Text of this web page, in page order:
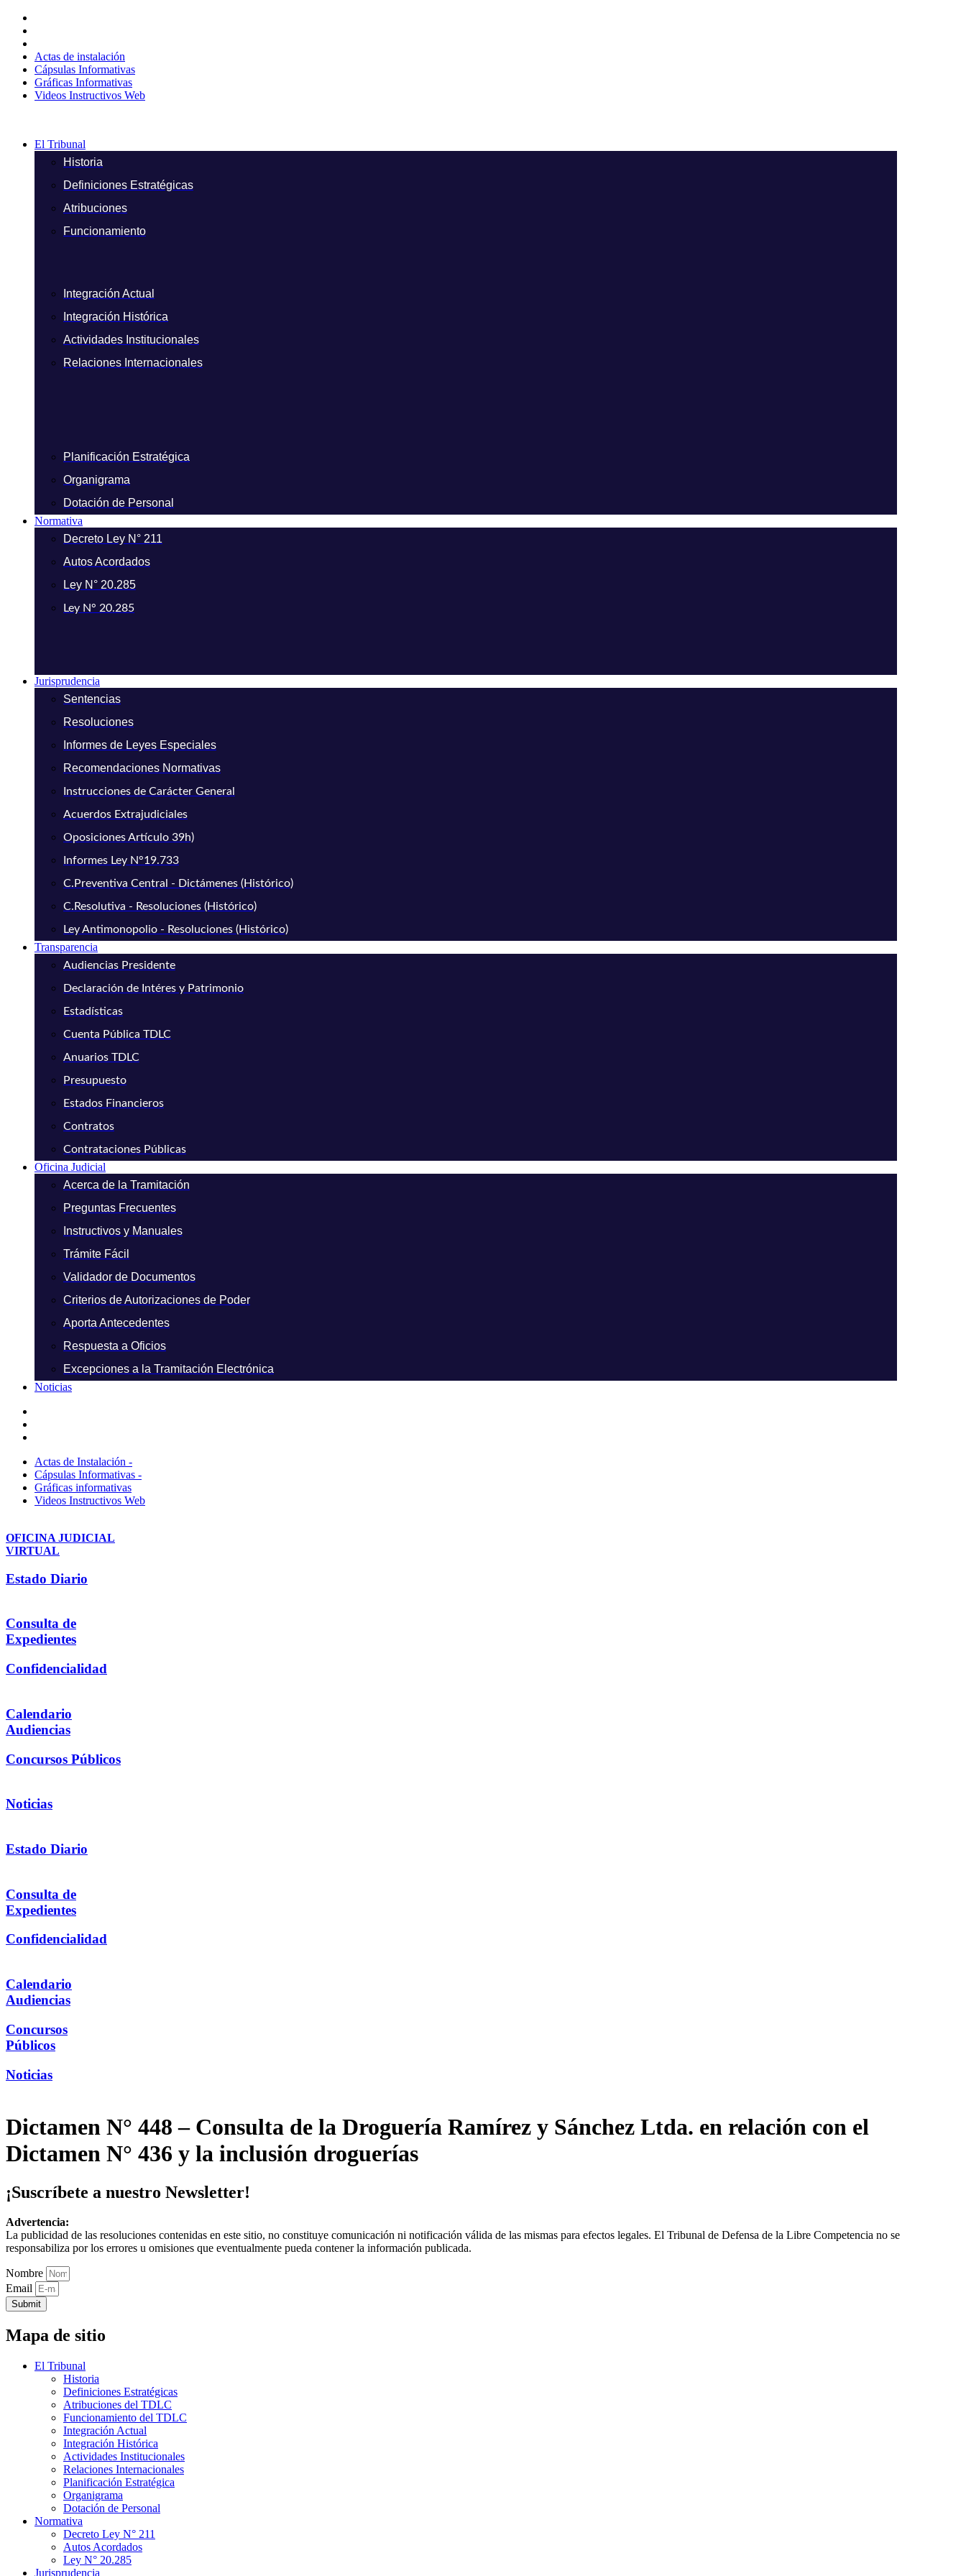
contenido
Actas de instalación
Cápsulas Informativas
Gráficas Informativas
Videos Instructivos Web
El Tribunal
Historia
Definiciones Estratégicas
Atribuciones
Funcionamiento
Integración Actual
Integración Histórica
Actividades Institucionales
Relaciones Internacionales
Planificación Estratégica
Organigrama
Dotación de Personal
Normativa
Decreto Ley N° 211
Autos Acordados
Ley N° 20.285
Ley N° 20.285
Jurisprudencia
Sentencias
Resoluciones
Informes de Leyes Especiales
Recomendaciones Normativas
Instrucciones de Carácter General
Acuerdos Extrajudiciales
Oposiciones Artículo 39h)
Informes Ley N°19.733
C.Preventiva Central - Dictámenes (Histórico)
C.Resolutiva - Resoluciones (Histórico)
Ley Antimonopolio - Resoluciones (Histórico)
Transparencia
Audiencias Presidente
Declaración de Intéres y Patrimonio
Estadísticas
Cuenta Pública TDLC
Anuarios TDLC
Presupuesto
Estados Financieros
Contratos
Contrataciones Públicas
Oficina Judicial
Acerca de la Tramitación
Preguntas Frecuentes
Instructivos y Manuales
Trámite Fácil
Validador de Documentos
Criterios de Autorizaciones de Poder
Aporta Antecedentes
Respuesta a Oficios
Excepciones a la Tramitación Electrónica
Noticias
Actas de Instalación -
Cápsulas Informativas -
Gráficas informativas
Videos Instructivos Web
OFICINA JUDICIAL
VIRTUAL
Estado Diario
Consulta de
Expedientes
Confidencialidad
Calendario
Audiencias
Concursos Públicos
Noticias
Estado Diario
Consulta de
Expedientes
Confidencialidad
Calendario
Audiencias
Concursos
Públicos
Noticias
Dictamen N° 448 – Consulta de la Droguería Ramírez y Sánchez Ltda. en relación con el
Dictamen N° 436 y la inclusión droguerías
¡Suscríbete a nuestro Newsletter!
Advertencia:
La publicidad de las resoluciones contenidas en este sitio, no constituye comunicación ni notificación válida de las mismas para efectos legales. El Tribunal de Defensa de la Libre Competencia no se
responsabiliza por los errores u omisiones que eventualmente pueda contener la información publicada.
Nombre
Email
Submit
Mapa de sitio
El Tribunal
Historia
Definiciones Estratégicas
Atribuciones del TDLC
Funcionamiento del TDLC
Integración Actual
Integración Histórica
Actividades Institucionales
Relaciones Internacionales
Planificación Estratégica
Organigrama
Dotación de Personal
Normativa
Decreto Ley N° 211
Autos Acordados
Ley N° 20.285
Jurisprudencia